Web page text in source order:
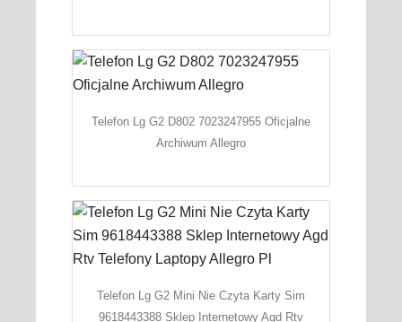
Telefon Lg G2 D802 7023247955 Oficjalne
Archiwum Allegro
Telefon Lg G2 Mini Nie Czyta Karty Sim
9618443388 Sklep Internetowy Agd Rtv